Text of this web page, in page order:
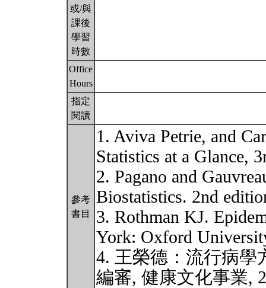
或/與
課後
學習
時數
Office
Hours
指定
閱讀
參考
書目
1. Aviva Petrie, and
Statistics at a Glance,
2. Pagano and
Biostatistics. 2nd
3. Rothman KJ.
York: Oxford
4. 王榮德：流行病學
編審, 健康文化事業,